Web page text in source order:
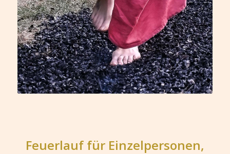
Feuerlauf für Einzelpersonen,